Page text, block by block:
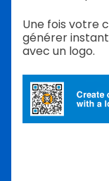
Une fois votre
générer
avec un logo.